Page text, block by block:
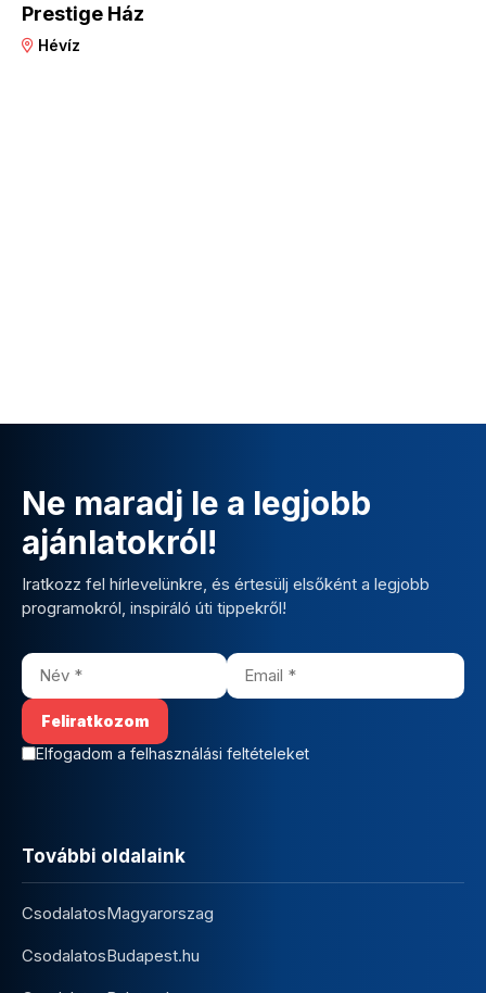
Prestige Ház
Hévíz
Ne maradj le a legjobb
ajánlatokról!
Iratkozz fel hírlevelünkre, és értesülj elsőként a legjobb
programokról, inspiráló úti tippekről!
Elfogadom a felhasználási feltételeket
További oldalaink
CsodalatosMagyarorszag
CsodalatosBudapest.hu